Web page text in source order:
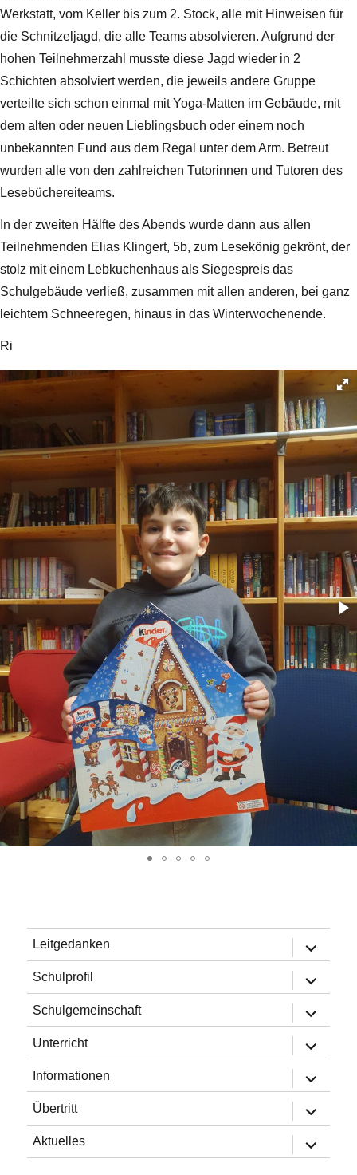
Werkstatt, vom Keller bis zum 2. Stock, alle mit Hinweisen für
die Schnitzeljagd, die alle Teams absolvieren. Aufgrund der
hohen Teilnehmerzahl musste diese Jagd wieder in 2
Schichten absolviert werden, die jeweils andere Gruppe
verteilte sich schon einmal mit Yoga-Matten im Gebäude, mit
dem alten oder neuen Lieblingsbuch oder einem noch
unbekannten Fund aus dem Regal unter dem Arm. Betreut
wurden alle von den zahlreichen Tutorinnen und Tutoren des
Lesebüchereiteams.
In der zweiten Hälfte des Abends wurde dann aus allen
Teilnehmenden Elias Klingert, 5b, zum Lesekönig gekrönt, der
stolz mit einem Lebkuchenhaus als Siegespreis das
Schulgebäude verließ, zusammen mit allen anderen, bei ganz
leichtem Schneeregen, hinaus in das Winterwochenende.
Ri
Leitgedanken
öffnen
Schulprofil
öffnen
Schulgemeinschaft
öffnen
Unterricht
öffnen
Informationen
öffnen
Übertritt
öffnen
Aktuelles
öffnen